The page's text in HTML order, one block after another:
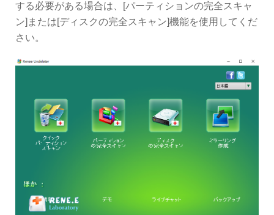
する必要がある場合は、[パーティションの完全スキャ
ン]または[ディスクの完全スキャン]機能を使用してくだ
さい。